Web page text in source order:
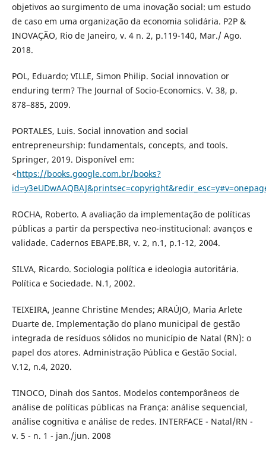
objetivos ao surgimento de uma inovação social: um estudo
de caso em uma organização da economia solidária. P2P &
INOVAÇÃO, Rio de Janeiro, v. 4 n. 2, p.119-140, Mar./ Ago.
2018.
POL, Eduardo; VILLE, Simon Philip. Social innovation or
enduring term? The Journal of Socio-Economics. V. 38, p.
878–885, 2009.
PORTALES, Luis. Social innovation and social
entrepreneurship: fundamentals, concepts, and tools.
Springer, 2019. Disponível em:
<https://books.google.com.br/books?
ROCHA, Roberto. A avaliação da implementação de políticas
públicas a partir da perspectiva neo-institucional: avanços e
validade. Cadernos EBAPE.BR, v. 2, n.1, p.1-12, 2004.
SILVA, Ricardo. Sociologia política e ideologia autoritária.
Política e Sociedade. N.1, 2002.
TEIXEIRA, Jeanne Christine Mendes; ARAÚJO, Maria Arlete
Duarte de. Implementação do plano municipal de gestão
integrada de resíduos sólidos no município de Natal (RN): o
papel dos atores. Administração Pública e Gestão Social.
V.12, n.4, 2020.
TINOCO, Dinah dos Santos. Modelos contemporâneos de
análise de políticas públicas na França: análise sequencial,
análise cognitiva e análise de redes. INTERFACE - Natal/RN -
v. 5 - n. 1 - jan./jun. 2008